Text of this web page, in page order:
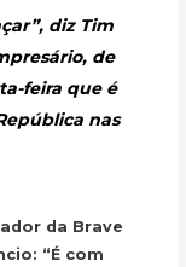
diz Tim
de
feira que é
nas
da Brave
“É com